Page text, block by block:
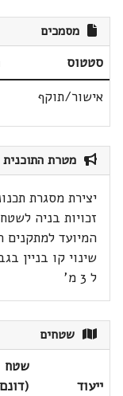
מסמכים
סטטוס
אישור/תוקף
מטרת התוכנית
יצירת מסגרת
זכויות בניה
המיועד למתקנים
ל 3 מ'
שטחים
ייעוד
שטח